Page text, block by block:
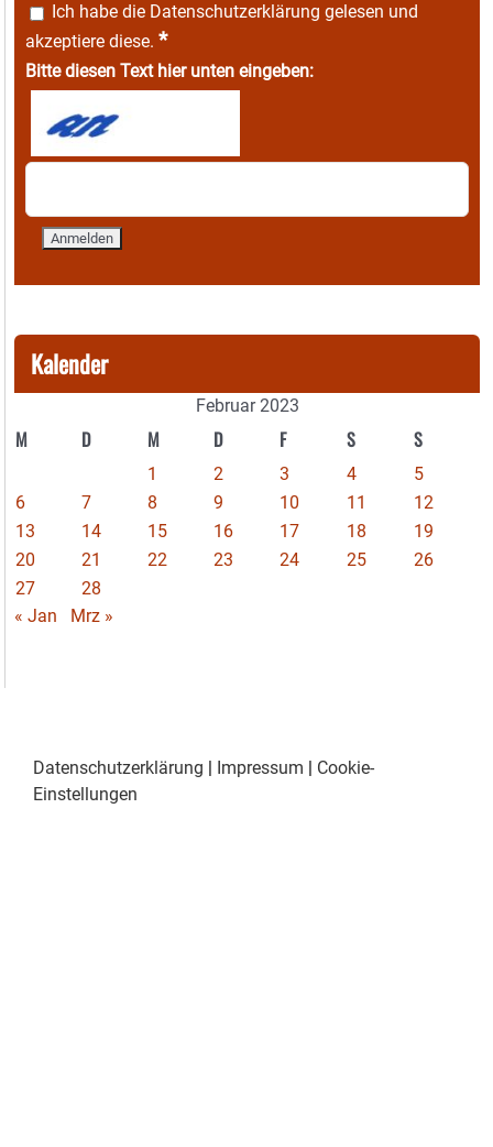
Ich habe die Datenschutzerklärung gelesen und
akzeptiere diese. *
Bitte diesen Text hier unten eingeben:
Kalender
Februar 2023
M D M D F S S
1 2 3 4
5
6
7 8 9 10 11
12
13
14 15 16 17 18
19
20
21 22 23 24 25
26
27
28
« Jan
Mrz »
Datenschutzerklärung Impressum
Cookie-
Einstellungen